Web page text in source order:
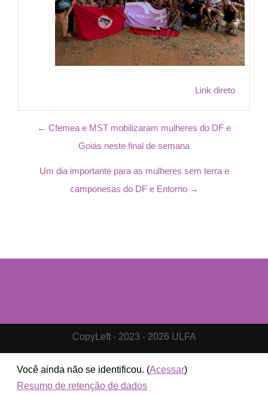
Link direto
← Cfemea e MST mobilizaram mulheres do DF e
Goiás neste final de semana
Um dia importante para as mulheres sem terra e
camponesas do DF e Entorno →
CopyLeft - 2023 - 2026 ULFA
Você ainda não se identificou. (Acessar)
Resumo de retenção de dados